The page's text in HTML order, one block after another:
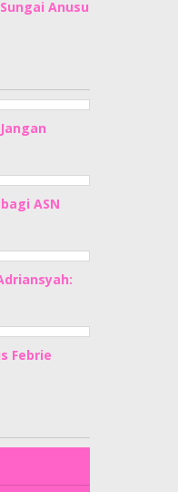
Anusu
ASN
Febrie